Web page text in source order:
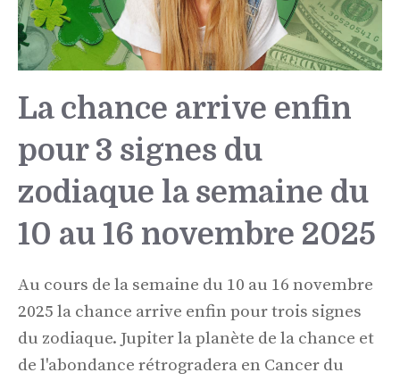
La chance arrive enfin
pour 3 signes du
zodiaque la semaine du
10 au 16 novembre 2025
Au cours de la semaine du 10 au 16 novembre
2025 la chance arrive enfin pour trois signes
du zodiaque. Jupiter la planète de la chance et
de l'abondance rétrogradera en Cancer du